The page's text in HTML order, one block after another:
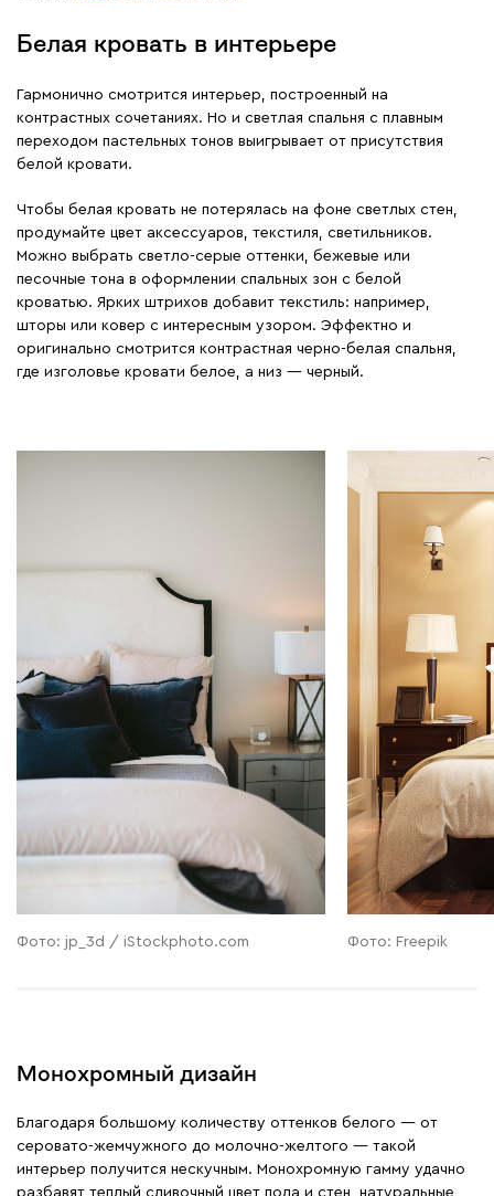
Белая кровать в интерьере
Гармонично смотрится интерьер, построенный на
контрастных сочетаниях. Но и светлая спальня с плавным
переходом пастельных тонов выигрывает от присутствия
белой кровати.
Чтобы белая кровать не потерялась на фоне светлых стен,
продумайте цвет аксессуаров, текстиля, светильников.
Можно выбрать светло-серые оттенки, бежевые или
песочные тона в оформлении спальных зон с белой
кроватью. Ярких штрихов добавит текстиль: например,
шторы или ковер с интересным узором. Эффектно и
оригинально смотрится контрастная черно-белая спальня,
где изголовье кровати белое, а низ — черный.
Фото: jp_3d / iStockphoto.com Фото: Freepik
Монохромный дизайн
Благодаря большому количеству оттенков белого — от
серовато-жемчужного до молочно-желтого — такой
интерьер получится нескучным. Монохромную гамму удачно